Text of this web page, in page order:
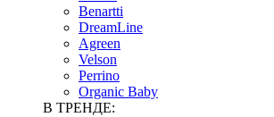
Benartti
DreamLine
Agreen
Velson
Perrino
Organic Baby
В ТРЕНДЕ: